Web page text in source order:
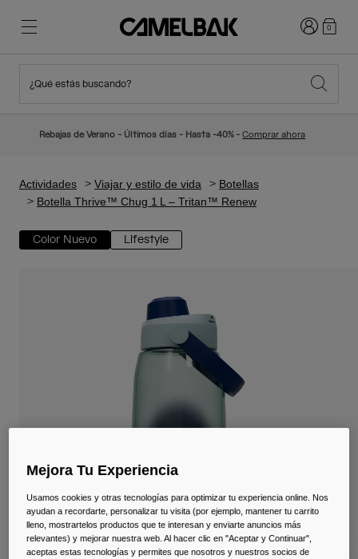
Novedades
Mochilas Hidratación
Bolsas Hidratación
Accessorios
Senderismo
Viajar y estilo de vida
Adiós a los desechables
Iniciar0
¿Qué estás buscando?
Rebajas de Verano - Últimos días - Hasta -40% -Comprar ahora
Actividades Viajar y estilo de vida
Botellas
Botella Thrive™ Chug 1 L – Tritan™ Renew
Color Nuevo Lifestyle
Mejora Tu Experiencia
Usamos cookies y otras tecnologías para optimizar tu experiencia online. Nos
ayudan a recordarte, personalizar tu visita (por ejemplo, mantener tu carrito
lleno, mostrartelos productos que te interesan y enviarte anuncios más
relevantes) y mejorar nuestra web. Al hacer clic en "Aceptar y Continuar",
aceptas estas tecnologías y permites que nosotros y nuestros socios de